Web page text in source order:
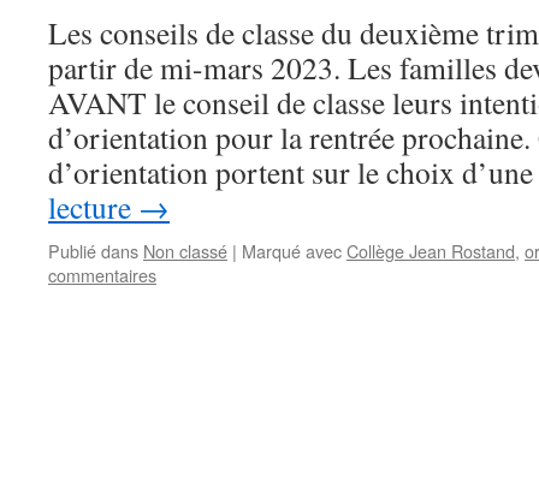
Les conseils de classe du deuxième
partir de mi-mars 2023. Les familles
AVANT le conseil de classe leurs
d’orientation pour la rentrée
d’orientation portent sur le choix
lecture →
Publié dans Non classé | Marqué avecCollège Jean Rostand,
commentaires